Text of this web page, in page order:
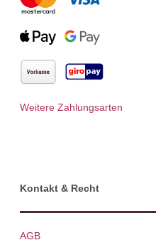
Weitere Zahlungsarten
Kontakt & Recht
AGB